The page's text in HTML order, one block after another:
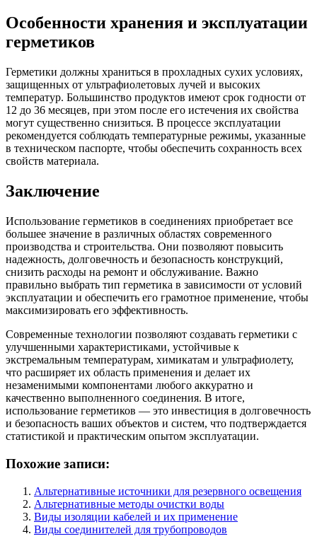
Особенности хранения и эксплуатации
герметиков
Герметики должны храниться в прохладных сухих условиях,
защищенных от ультрафиолетовых лучей и высоких
температур. Большинство продуктов имеют срок годности от
12 до 36 месяцев, при этом после его истечения их свойства
могут существенно снизиться. В процессе эксплуатации
рекомендуется соблюдать температурные режимы, указанные
в техническом паспорте, чтобы обеспечить сохранность всех
свойств материала.
Заключение
Использование герметиков в соединениях приобретает все
большее значение в различных областях современного
производства и строительства. Они позволяют повысить
надежность, долговечность и безопасность конструкций,
снизить расходы на ремонт и обслуживание. Важно
правильно выбрать тип герметика в зависимости от условий
эксплуатации и обеспечить его грамотное применение, чтобы
максимизировать его эффективность.
Современные технологии позволяют создавать герметики с
улучшенными характеристиками, устойчивые к
экстремальным температурам, химикатам и ультрафиолету,
что расширяет их область применения и делает их
незаменимыми компонентами любого аккуратно и
качественно выполненного соединения. В итоге,
использование герметиков — это инвестиция в долговечность
и безопасность ваших объектов и систем, что подтверждается
статистикой и практическим опытом эксплуатации.
Похожие записи:
Альтернативные источники для резервного освещения
Альтернативные методы очистки воды
Виды изоляции кабелей и их применение
Виды соединителей для трубопроводов